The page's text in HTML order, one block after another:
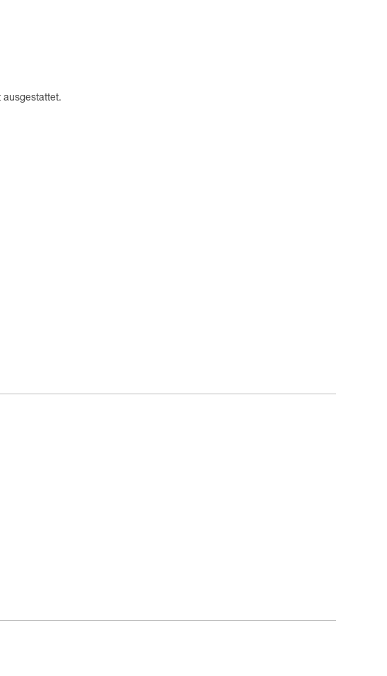
ausgestattet.